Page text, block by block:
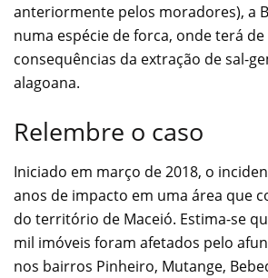
anteriormente pelos moradores), a
numa espécie de forca, onde terá
consequências da extração de sal-
alagoana.
Relembre o caso
Iniciado em março de 2018, o
anos de impacto em uma área que
do território de Maceió. Estima-se
mil imóveis foram afetados pelo
nos bairros Pinheiro, Mutange,